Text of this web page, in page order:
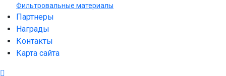
Фильтровальные материалы
Партнеры
Награды
Контакты
Карта сайта